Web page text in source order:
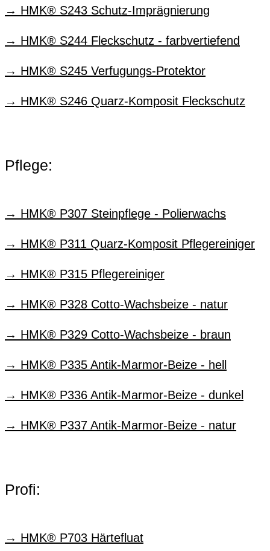
HMK® S243 Schutz-Imprägnierung
HMK® S244 Fleckschutz - farbvertiefend
HMK® S245 Verfugungs-Protektor
HMK® S246 Quarz-Komposit Fleckschutz
Pflege:
HMK® P307 Steinpflege - Polierwachs
HMK® P311 Quarz-Komposit Pflegereiniger
HMK® P315 Pflegereiniger
HMK® P328 Cotto-Wachsbeize - natur
HMK® P329 Cotto-Wachsbeize - braun
HMK® P335 Antik-Marmor-Beize - hell
HMK® P336 Antik-Marmor-Beize - dunkel
HMK® P337 Antik-Marmor-Beize - natur
Profi:
HMK® P703 Härtefluat